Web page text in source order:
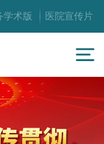
学术版 医院宣传片